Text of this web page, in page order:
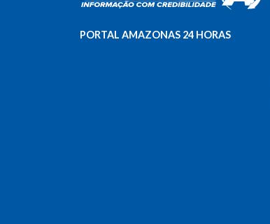
PORTAL AMAZONAS 24 HORAS